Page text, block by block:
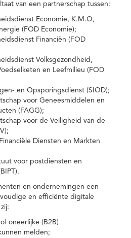
van een partnerschap tussen:
Economie, K.M.O,
(FOD Economie);
Financiën (FOD
Volksgezondheid,
en Leefmilieu (FOD
en Opsporingsdienst (SIOD);
voor Geneesmiddelen en
(FAGG);
voor de Veiligheid van de
Diensten en Markten
voor postdiensten en
en ondernemingen een
en efficiënte digitale
oneerlijke (B2B)
melden;